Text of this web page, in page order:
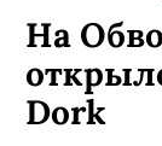
На
Dork